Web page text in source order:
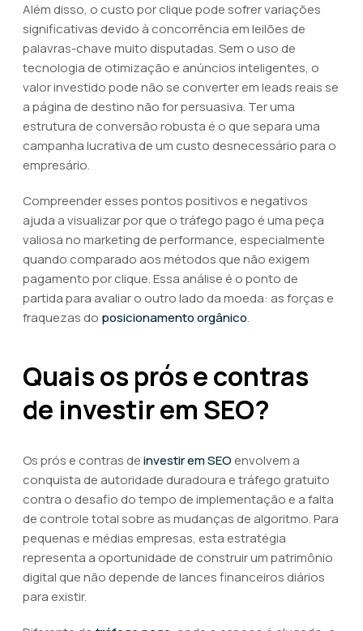
Além disso, o custo por clique pode sofrer variações
significativas devido à concorrência em leilões de
palavras-chave muito disputadas. Sem o uso de
tecnologia de otimização e anúncios inteligentes, o
valor investido pode não se converter em leads reais se
a página de destino não for persuasiva. Ter uma
estrutura de conversão robusta é o que separa uma
campanha lucrativa de um custo desnecessário para o
empresário.
Compreender esses pontos positivos e negativos
ajuda a visualizar por que o tráfego pago é uma peça
valiosa no marketing de performance, especialmente
quando comparado aos métodos que não exigem
pagamento por clique. Essa análise é o ponto de
partida para avaliar o outro lado da moeda: as forças e
fraquezas do posicionamento orgânico.
Quais os prós e contras
de investir em SEO?
Os prós e contras deinvestir em SEO envolvem a
conquista de autoridade duradoura e tráfego gratuito
contra o desafio do tempo de implementação e a falta
de controle total sobre as mudanças de algoritmo. Para
pequenas e médias empresas, esta estratégia
representa a oportunidade de construir um patrimônio
digital que não depende de lances financeiros diários
para existir.